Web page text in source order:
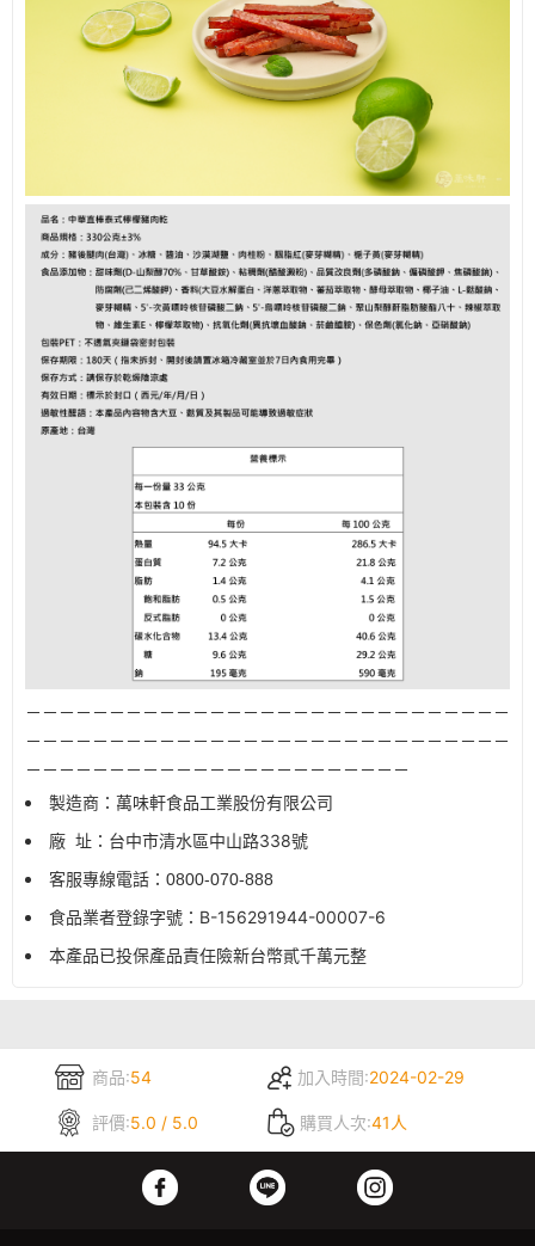
－－－－－－－－－－－－－－－－－－－－－－－－－－－－－
－－－－－－－－－－－－－－－－－－－－－－－－－－－－－
－－－－－－－－－－－－－－－－－－－－－－－
製造商：萬味軒食品工業股份有限公司
廠 址：台中市清水區中山路338號
客服專線電話： 0800-070-888
食品業者登錄字號： B-156291944-00007-6
本產品已投保產品責任險新台幣貳千萬元整
商品:54 加入時間:2024-02-29
評價:5.0 / 5.0 購買人次:41人